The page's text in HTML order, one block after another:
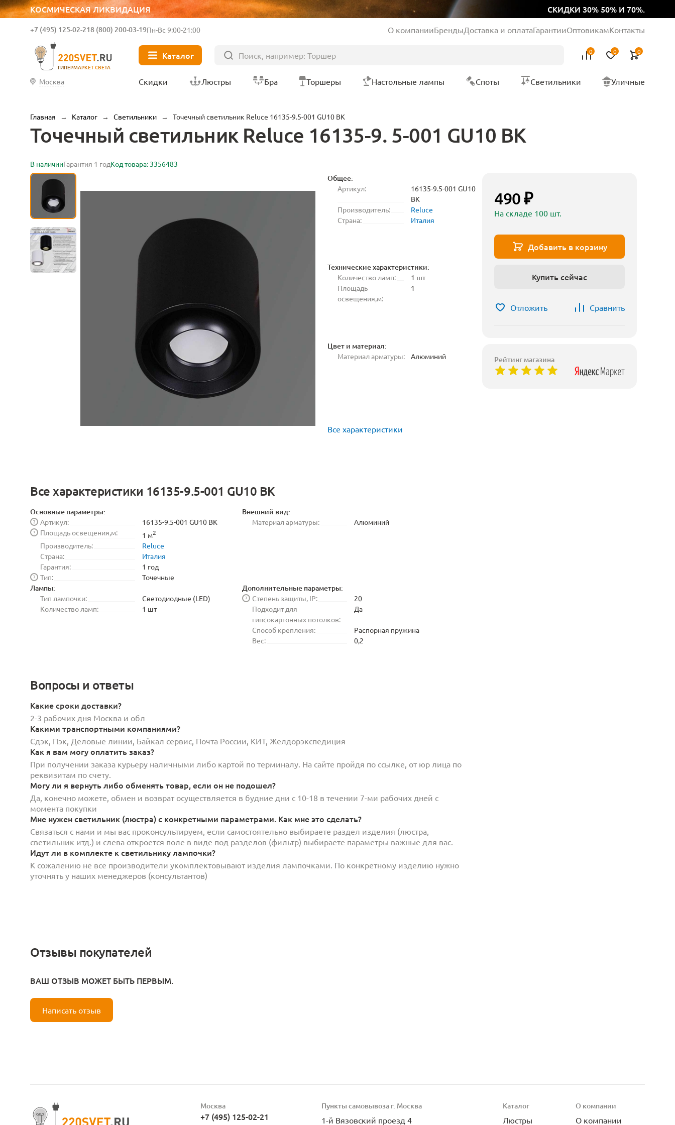
КОСМИЧЕСКАЯ ЛИКВИДАЦИЯ СКИДКИ 30% 50% И 70%.
ГИПЕРМАРКЕТ СВЕТА
+7 (495) 125-02-218 (800) 200-03-19Пн-Вс 9:00-21:00 О компанииБрендыДоставка и оплатаГарантииОптовикамКонтакты
Каталог 0 0 0
Москва Скидки Люстры Бра Торшеры Настольные лампы Споты Светильники Уличные
Главная → Каталог → Светильники → Точечный светильник Reluce 16135-9.5-001 GU10 BK
Точечный светильник Reluce 16135-9. 5-001 GU10 BK
В наличииГарантия 1 годКод товара: 3356483
Общее:
Артикул:
16135-9.5-001 GU10
BK
Производитель:
Reluce
Страна:
Италия
Технические характеристики:
Количество ламп:
1 шт
Площадь
освещения,м:
1
Цвет и материал:
Материал арматуры: Алюминий
Все характеристики
Все характеристики 16135-9.5-001 GU10 BK
Основные параметры:
Артикул:
?
16135-9.5-001 GU10 BK
Площадь освещения,м:
? 1 м2
Производитель:
Reluce
Страна:
Италия
Гарантия:
1 год
Тип:
? Точечные
Внешний вид:
Материал арматуры: Алюминий
Лампы:
Тип лампочки:
Светодиодные (LED)
Количество ламп:
1 шт
Дополнительные параметры:
Степень защиты, IP:
?
20
Подходит для
гипсокартонных потолков:
Да
Способ крепления:
Распорная пружина
Вес:
0,2
Вопросы и ответы
Какие сроки доставки?
2-3 рабочих дня Москва и обл
Какими транспортными компаниями?
Сдэк, Пэк, Деловые линии, Байкал сервис, Почта России, КИТ, Желдорэкспедиция
Как я вам могу оплатить заказ?
При получении заказа курьеру наличными либо картой по терминалу. На сайте пройдя по ссылке, от юр лица по
реквизитам по счету.
Могу ли я вернуть либо обменять товар, если он не подошел?
Да, конечно можете, обмен и возврат осуществляется в будние дни с 10-18 в течении 7-ми рабочих дней с
момента покупки
Мне нужен светильник (люстра) с конкретными параметрами. Как мне это сделать?
Связаться с нами и мы вас проконсультируем, если самостоятельно выбираете раздел изделия (люстра,
светильник итд.) и слева откроется поле в виде под разделов (фильтр) выбираете параметры важные для вас.
Идут ли в комплекте к светильнику лампочки?
К сожалению не все производители укомплектовывают изделия лампочками. По конкретному изделию нужно
уточнять у наших менеджеров (консультантов)
490 ₽
На складе 100 шт.
Добавить в корзину
Купить сейчас
Отложить Сравнить
Рейтинг магазина
Отзывы покупателей
ВАШ ОТЗЫВ МОЖЕТ БЫТЬ ПЕРВЫМ.
Написать отзыв
Москва
+7 (495) 125-02-21
Пункты самовывоза г. Москва
1-й Вязовский проезд 4
Каталог
Люстры
О компании
О компании